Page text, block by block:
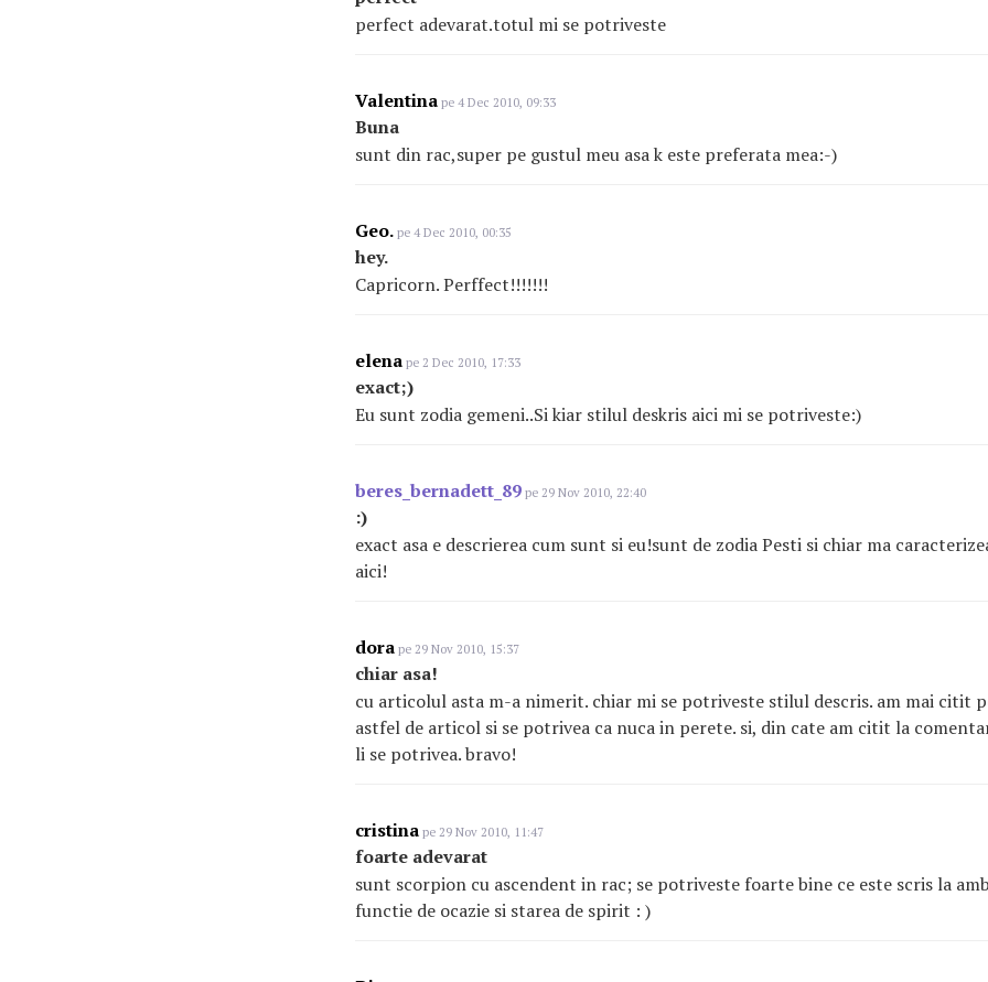
perfect adevarat.totul mi se potriveste
Valentina pe 4 Dec 2010, 09:33
Buna
sunt din rac,super pe gustul meu asa k este preferata mea:-)
Geo. pe 4 Dec 2010, 00:35
hey.
Capricorn. Perffect!!!!!!!
elena pe 2 Dec 2010, 17:33
exact;)
Eu sunt zodia gemeni..Si kiar stilul deskris aici mi se potriveste:)
beres_bernadett_89 pe 29 Nov 2010, 22:40
:)
exact asa e descrierea cum sunt si eu!sunt de zodia Pesti si chiar ma
aici!
dora pe 29 Nov 2010, 15:37
chiar asa!
cu articolul asta m-a nimerit. chiar mi se potriveste stilul descris. am mai citit
astfel de articol si se potrivea ca nuca in perete. si, din cate am citit la
li se potrivea. bravo!
cristina pe 29 Nov 2010, 11:47
foarte adevarat
sunt scorpion cu ascendent in rac; se potriveste foarte bine ce este scris la
functie de ocazie si starea de spirit : )